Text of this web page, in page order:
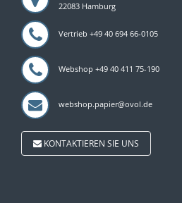
22083 Hamburg
Vertrieb +49 40 694 66-0105
Webshop +49 40 411 75-190
webshop.papier@ovol.de
KONTAKTIEREN SIE UNS